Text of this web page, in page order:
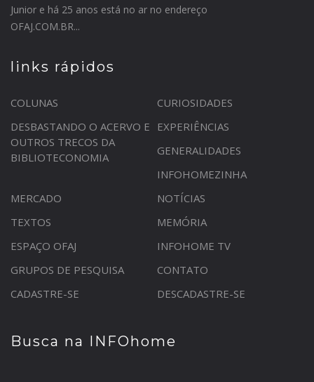
Junior e há 25 anos está no ar no endereço
OFAJ.COM.BR...
links rápidos
COLUNAS
CURIOSIDADES
DESBASTANDO O ACERVO E
OUTROS TRECOS DA
BIBLIOTECONOMIA
EXPERIÊNCIAS
GENERALIDADES
INFOHOMEZINHA
MERCADO
NOTÍCIAS
TEXTOS
MEMÓRIA
ESPAÇO OFAJ
INFOHOME TV
GRUPOS DE PESQUISA
CONTATO
CADASTRE-SE
DESCADASTRE-SE
Busca na INFOhome